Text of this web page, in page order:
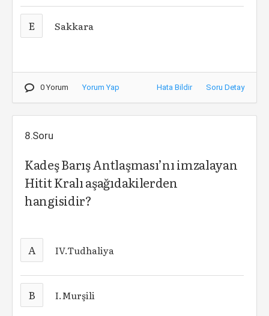
E Sakkara
0 Yorum Yorum Yap Hata Bildir Soru Detay
8.Soru
Kadeş Barış Antlaşması’nı imzalayan
Hitit Kralı aşağıdakilerden
hangisidir?
A IV.Tudhaliya
B I.Murşili